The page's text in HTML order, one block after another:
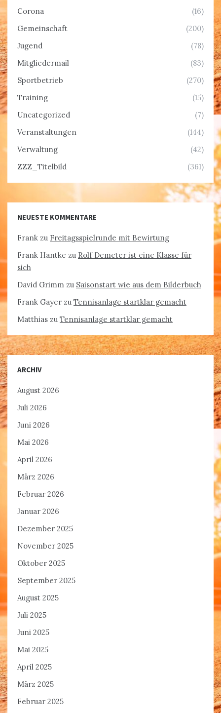
Corona
(16)
Gemeinschaft
(200)
Jugend
(78)
Mitgliedermail
(83)
Sportbetrieb
(270)
Training
(15)
Uncategorized
(7)
Veranstaltungen
(144)
Verwaltung
(42)
ZZZ_Titelbild
(361)
NEUESTE KOMMENTARE
Frank zu Freitagsspielrunde mit Bewirtung
Frank Hantke zu Rolf Demeter ist eine Klasse für
sich
David Grimm zu Saisonstart wie aus dem Bilderbuch
Frank Gayer zu Tennisanlage startklar gemacht
Matthias zu Tennisanlage startklar gemacht
ARCHIV
August 2026
Juli 2026
Juni 2026
Mai 2026
April 2026
März 2026
Februar 2026
Januar 2026
Dezember 2025
November 2025
Oktober 2025
September 2025
August 2025
Juli 2025
Juni 2025
Mai 2025
April 2025
März 2025
Februar 2025